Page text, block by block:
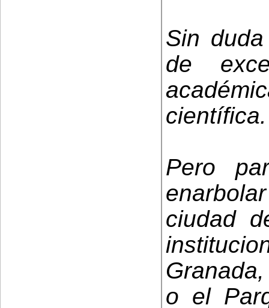
Sin
de
científica.
Pero
ciudad
o el